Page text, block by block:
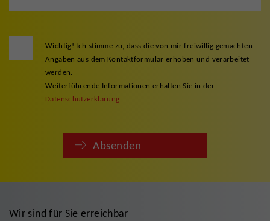
Wichtig! Ich stimme zu, dass die von mir freiwillig gemachten
Angaben aus dem Kontaktformular erhoben und verarbeitet
werden.
Weiterführende Informationen erhalten Sie in der
Datenschutzerklärung.
Absenden
Wir sind für Sie erreichbar